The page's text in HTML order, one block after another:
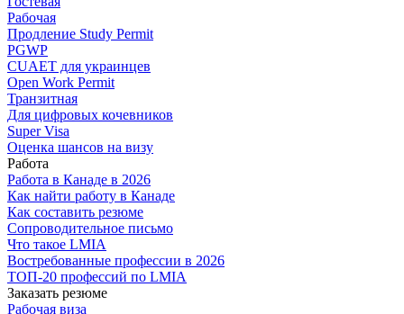
Рабочая
Продление Study Permit
PGWP
CUAET для украинцев
Open Work Permit
Транзитная
Для цифровых кочевников
Super Visa
Оценка шансов на визу
Работа
Работа в Канаде в 2026
Как найти работу в Канаде
Как составить резюме
Сопроводительное письмо
Что такое LMIA
Востребованные профессии в 2026
ТОП-20 профессий по LMIA
Заказать резюме
Рабочая виза